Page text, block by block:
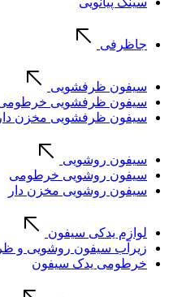
جاظرفی
سیفون ظرفشویی
سیفون ظرفشویی
سیفون ظرفشویی مخزن دار
سیفون روشویی
سیفون روشویی خرطومی
سیفون روشویی مخزن دار
لوازم یدکی سیفون
زیرآب سیفون روشویی و
خرطومی یدک سیفون